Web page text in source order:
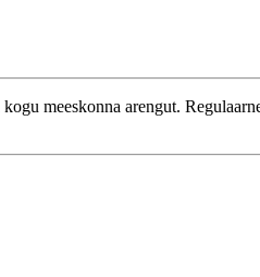
meeskonna arengut.